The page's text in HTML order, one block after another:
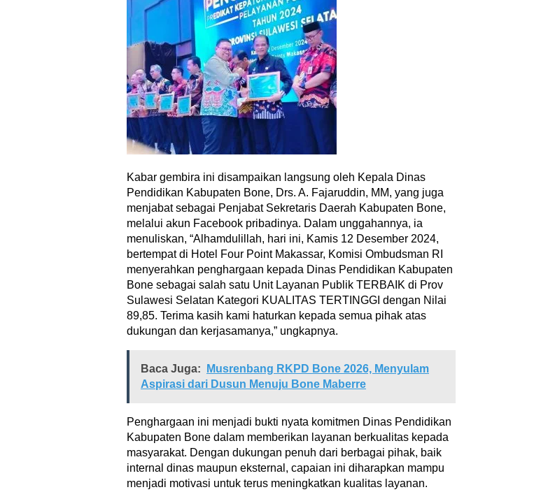
Kabar gembira ini disampaikan langsung oleh Kepala Dinas
Pendidikan Kabupaten Bone, Drs. A. Fajaruddin, MM, yang juga
menjabat sebagai Penjabat Sekretaris Daerah Kabupaten Bone,
melalui akun Facebook pribadinya. Dalam unggahannya, ia
menuliskan, “Alhamdulillah, hari ini, Kamis 12 Desember 2024,
bertempat di Hotel Four Point Makassar, Komisi Ombudsman RI
menyerahkan penghargaan kepada Dinas Pendidikan Kabupaten
Bone sebagai salah satu Unit Layanan Publik TERBAIK di Prov
Sulawesi Selatan Kategori KUALITAS TERTINGGI dengan Nilai
89,85. Terima kasih kami haturkan kepada semua pihak atas
dukungan dan kerjasamanya,” ungkapnya.
Baca Juga:
Musrenbang RKPD Bone 2026, Menyulam
Aspirasi dari Dusun Menuju Bone Maberre
Penghargaan ini menjadi bukti nyata komitmen Dinas Pendidikan
Kabupaten Bone dalam memberikan layanan berkualitas kepada
masyarakat. Dengan dukungan penuh dari berbagai pihak, baik
internal dinas maupun eksternal, capaian ini diharapkan mampu
menjadi motivasi untuk terus meningkatkan kualitas layanan.